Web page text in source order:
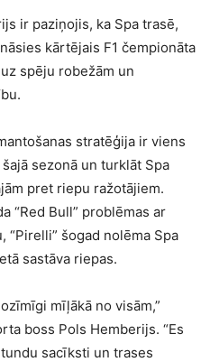
ir paziņojis, ka Spa trasē,
kārtējais F1 čempionāta
spēju robežām un
stratēģija ir viens
sezonā un turklāt Spa
pret riepu ražotājiem.
“Red Bull” problēmas ar
šogad nolēma Spa
sastāva riepas.
mīļākā no visām,”
boss Pols Hemberijs. “Es
sacīksti un trases